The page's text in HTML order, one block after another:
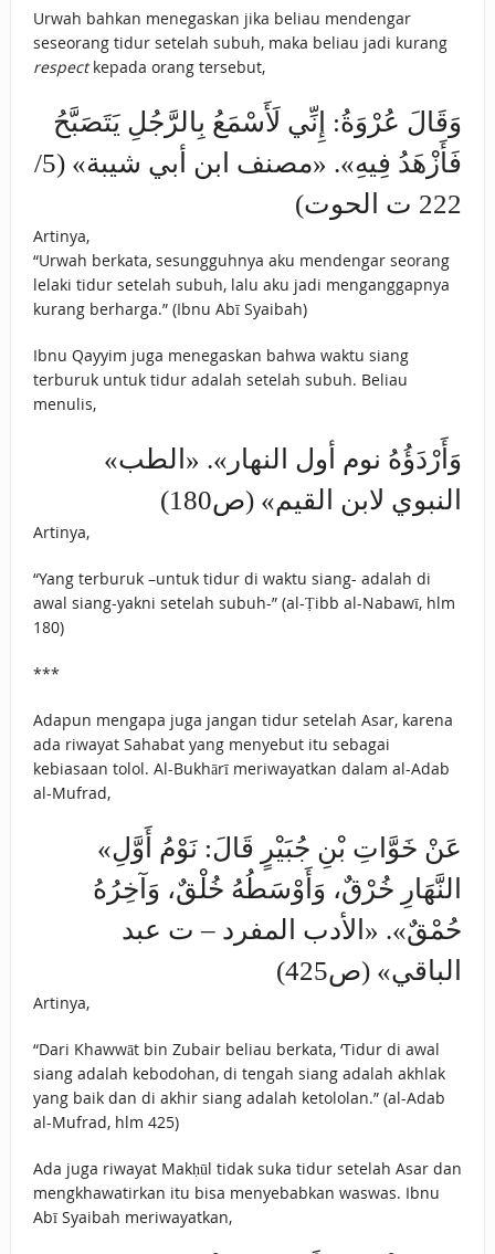
Urwah bahkan menegaskan jika beliau mendengar
seseorang tidur setelah subuh, maka beliau jadi kurang
respectkepada orang tersebut,
وَقَالَ عُرْوَةُ: إِنِّي لَأَسْمَعُ بِالرَّجُلِ يَتَصَبَّحُ
فَأَزْهَدُ فِيهِ». «مصنف ابن أبي شيبة» (5/
222 ت الحوت)
Artinya,
“Urwah berkata, sesungguhnya aku mendengar seorang
lelaki tidur setelah subuh, lalu aku jadi menganggapnya
kurang berharga.” (Ibnu Abī Syaibah)
Ibnu Qayyim juga menegaskan bahwa waktu siang
terburuk untuk tidur adalah setelah subuh. Beliau
menulis,
«وَأَرْدَؤُهُ نوم أول النهار». «الطب
النبوي لابن القيم» (ص180)
Artinya,
“Yang terburuk –untuk tidur di waktu siang- adalah di
awal siang-yakni setelah subuh-” (al-Ṭibb al-Nabawī, hlm
180)
***
Adapun mengapa juga jangan tidur setelah Asar, karena
ada riwayat Sahabat yang menyebut itu sebagai
kebiasaan tolol. Al-Bukhārī meriwayatkan dalam al-Adab
al-Mufrad,
«عَنْ خَوَّاتِ بْنِ جُبَيْرٍ قَالَ: ‌نَوْمُ ‌أَوَّلِ
‌النَّهَارِ ‌خُرْقٌ، وَأَوْسَطُهُ خُلْقٌ، وَآخِرُهُ
حُمْقٌ». «الأدب المفرد – ت عبد
الباقي» (ص425)
Artinya,
“Dari Khawwāt bin Zubair beliau berkata, ‘Tidur di awal
siang adalah kebodohan, di tengah siang adalah akhlak
yang baik dan di akhir siang adalah ketololan.” (al-Adab
al-Mufrad, hlm 425)
Ada juga riwayat Makḥūl tidak suka tidur setelah Asar dan
mengkhawatirkan itu bisa menyebabkan waswas. Ibnu
Abī Syaibah meriwayatkan,